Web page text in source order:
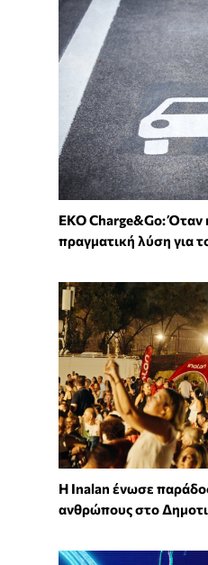
EKO Charge&Go: Όταν
πραγματική λύση για
Η Inalan ένωσε
ανθρώπους στο